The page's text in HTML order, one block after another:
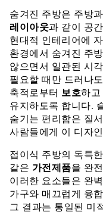
숨겨진 주방은 주방
레이아웃과 같이 공
현대적 인테리어에
환경에서 숨겨진 주
않으면서 일관된 시
필요할 때만 드러나
축적로부터 보호하고
유지하도록 합니다.
숨기는 편리함은 질
사람들에게 이 디자
접이식 주방의 독특
같은 가전제품을 완
이러한 요소들은 완
가구와 매끄럽게 융
그 결과는 통일된 미